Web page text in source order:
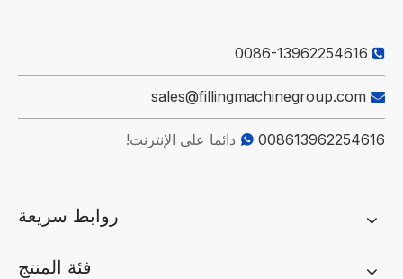

0086-13962254616

sales@fillingmachinegroup.com
 008613962254616 دائما على الإنترنت!
روابط سريعة
فئة المنتج